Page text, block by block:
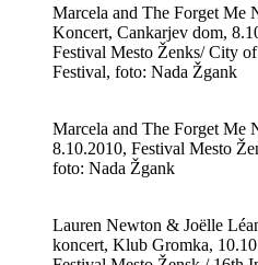
Marcela and The Forget Me
Koncert, Cankarjev dom,
Festival Mesto Ženks/ City
Festival, foto: Nada Žgank
Marcela and The Forget Me
8.10.2010, Festival Mesto
foto: Nada Žgank
Lauren Newton & Joëlle
koncert, Klub Gromka,